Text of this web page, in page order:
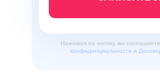
Нажимая на кнопку, вы
конфиденциальности и